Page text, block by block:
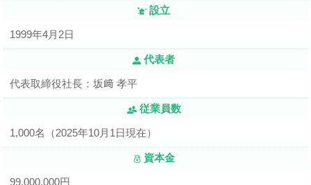
設立
1999年4月2日
代表者
代表取締役社長：坂﨑 孝平
従業員数
1,000名（2025年10月1日現在）
資本金
99,000,000円